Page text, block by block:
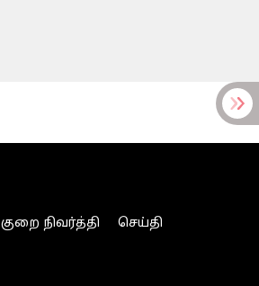
குறை நிவர்த்தி
செய்தி